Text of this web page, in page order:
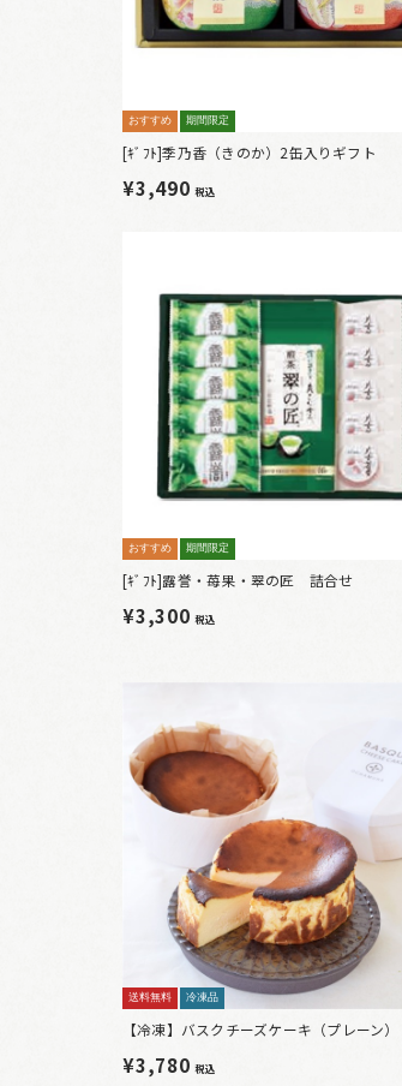
おすすめ 期間限定
[ｷﾞﾌﾄ]季乃香（きのか）2缶入りギフト
¥3,490税込
おすすめ 期間限定
[ｷﾞﾌﾄ]露誉・苺果・翠の匠 詰合せ
¥3,300税込
送料無料 冷凍品
【冷凍】バスクチーズケーキ（プレーン）
¥3,780税込